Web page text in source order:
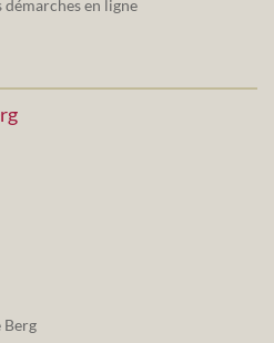
en ligne
Berg